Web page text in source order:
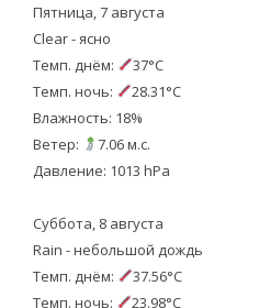
Пятница, 7 августа
Clear - ясно
Темп. днём:
37°C
Темп. ночь:
28.31°C
Влажность: 18%
Ветер:
7.06 м.с.
Давление: 1013 hPa
Суббота, 8 августа
Rain - небольшой дождь
Темп. днём:
37.56°C
Темп. ночь:
23.98°C